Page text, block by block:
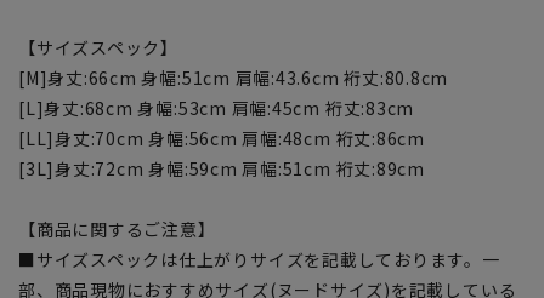
【サイズスペック】
[M]身丈:66cm 身幅:51cm 肩幅:43.6cm 裄丈:80.8cm
[L]身丈:68cm 身幅:53cm 肩幅:45cm 裄丈:83cm
[LL]身丈:70cm 身幅:56cm 肩幅:48cm 裄丈:86cm
[3L]身丈:72cm 身幅:59cm 肩幅:51cm 裄丈:89cm
【商品に関するご注意】
■サイズスペックは仕上がりサイズを記載しております。一
部、商品現物におすすめサイズ(ヌードサイズ)を記載している